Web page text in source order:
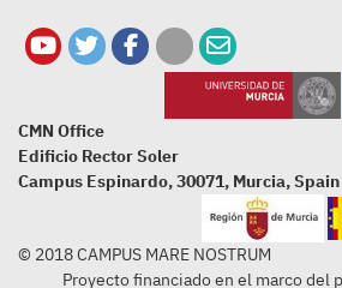
CMN Office
Edificio Rector Soler
Campus Espinardo, 30071, Murcia, Spain
© 2018 CAMPUS MARE NOSTRUM
Proyecto financiado en el marco del